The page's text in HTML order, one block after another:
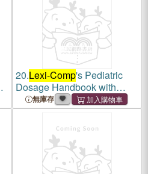
20.Lexi-Comp's Pediatric
Dosage Handbook with
International Trade Names
Index (2009-2010)
無庫存